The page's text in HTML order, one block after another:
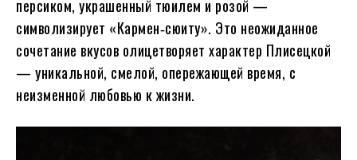
персиком, украшенный тюилем и розой —
символизирует «Кармен‑сюиту». Это неожиданное
сочетание вкусов олицетворяет характер Плисецкой
— уникальной, смелой, опережающей время, с
неизменной любовью к жизни.